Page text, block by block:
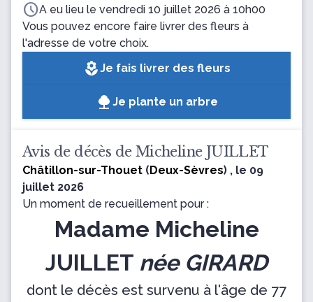
scheduleA eu lieu le vendredi 10 juillet 2026 à 10h00
Vous pouvez encore faire livrer des fleurs à
l'adresse de votre choix.
local_floristJe fais livrer des fleurs
Je plante un arbre
Avis de décès de Micheline JUILLET
Châtillon-sur-Thouet (Deux-Sèvres) , le 09
juillet 2026
Un moment de recueillement pour :
Madame Micheline
JUILLET née GIRARD
dont le décès est survenu à l'âge de 77